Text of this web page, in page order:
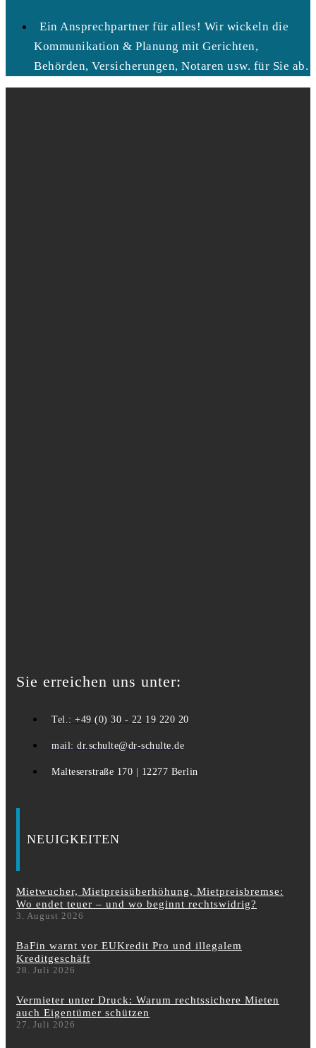
Ein Ansprechpartner für alles! Wir wickeln die
Kommunikation & Planung mit Gerichten,
Behörden, Versicherungen, Notaren usw. für Sie ab.
Sie erreichen uns unter:
Tel.: +49 (0) 30 - 22 19 220 20
mail: dr.schulte@dr-schulte.de
Malteserstraße 170 | 12277 Berlin
NEUIGKEITEN
Mietwucher, Mietpreisüberhöhung, Mietpreisbremse:
Wo endet teuer – und wo beginnt rechtswidrig?
3. August 2026
BaFin warnt vor EUKredit Pro und illegalem
Kreditgeschäft
28. Juli 2026
Vermieter unter Druck: Warum rechtssichere Mieten
auch Eigentümer schützen
27. Juli 2026